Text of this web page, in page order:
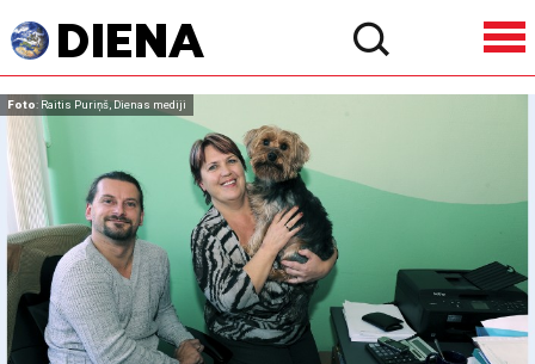
Foto: Raitis Puriņš, Dienas mediji